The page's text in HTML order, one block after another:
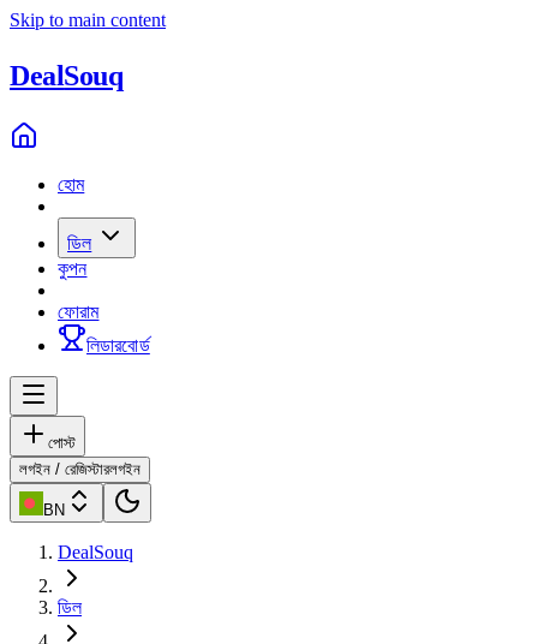
Skip to main content
DealSouq
হোম
ডিল
কুপন
ফোরাম
লিডারবোর্ড
পোস্ট
লগইন / রেজিস্টারলগইন
BN
DealSouq
ডিল